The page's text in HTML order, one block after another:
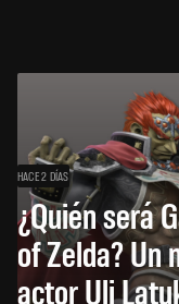
HACE 2 DÍAS
¿Quién será
of Zelda? Un
actor Uli